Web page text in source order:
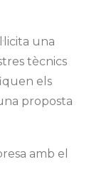
una
tècnics
els
proposta
amb el